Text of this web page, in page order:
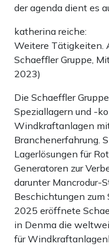
der agenda dient es
katherina reiche:
Weitere Tätigkeiten.
Schaeffler Gruppe,
2023)
Die Schaeffler
Speziallagern und -
Windkraftanlagen
Branchenerfahrung.
Lagerlösungen für
Generatoren zur
darunter Mancrodur-
Beschichtungen zum
2025 eröffnete
in Denma die
für